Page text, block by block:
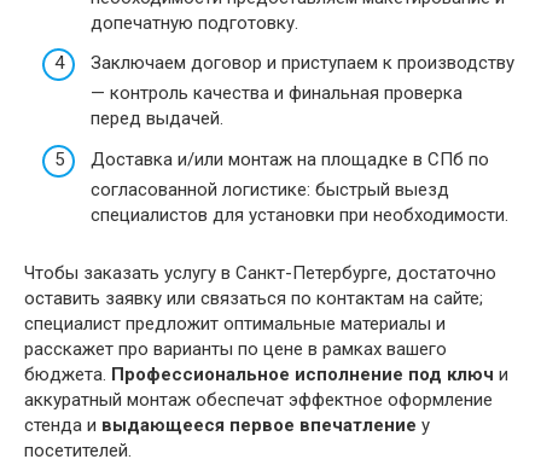
допечатную подготовку.
Заключаем договор и приступаем к производству
— контроль качества и финальная проверка
перед выдачей.
Доставка и/или монтаж на площадке в СПб по
согласованной логистике: быстрый выезд
специалистов для установки при необходимости.
Чтобы заказать услугу в Санкт-Петербурге, достаточно
оставить заявку или связаться по контактам на сайте;
специалист предложит оптимальные материалы и
расскажет про варианты по цене в рамках вашего
бюджета. Профессиональное исполнение под ключ и
аккуратный монтаж обеспечат эффектное оформление
стенда и выдающееся первое впечатление у
посетителей.